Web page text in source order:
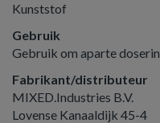
Kunststof
Gebruik
Gebruik om aparte
Fabrikant/distributeur
MIXED.Industries B.V.
Lovense Kanaaldijk 45-4